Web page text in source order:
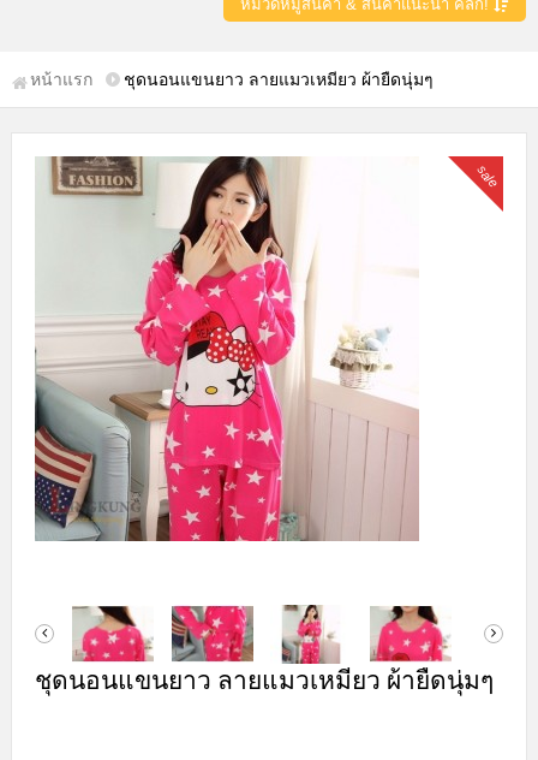
หมวดหมู่สินค้า & สินค้าแนะนำ คลิก!
หน้าแรก ชุดนอนแขนยาว ลายแมวเหมียว ผ้ายืดนุ่มๆ
sale
ชุดนอนแขนยาว ลายแมวเหมียว ผ้ายืดนุ่มๆ